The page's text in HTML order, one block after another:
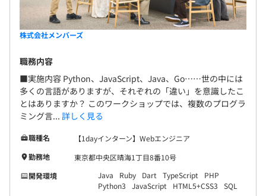
株式会社メンバーズ
職務内容
■実施内容 Python、JavaScript、Java、Go……世の中には
多くの言語がありますが、それぞれの「違い」を意識したこ
とはありますか？ このワークショップでは、複数のプログラ
ミング言... 詳しく見る
職種名
【1dayインターン】Webエンジニア
勤務地
東京都中央区晴海1丁目8番10号
開発環境
Java Ruby Dart TypeScript
PHP
Python3
JavaScript HTML5+CSS3
SQL